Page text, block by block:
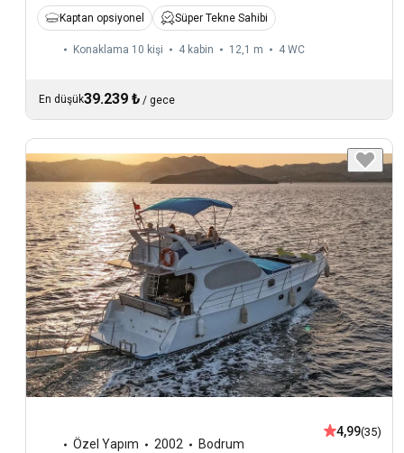
Kaptan opsiyonel Süper Tekne Sahibi
Konaklama 10 kişi 4 kabin 12,1 m 4 WC
En düşük39.239 ₺ / gece
Özel Yapım 2002 Bodrum
4,99(35)